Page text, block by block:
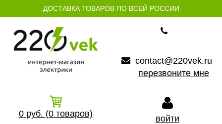
ДОСТАВКА ТОВАРОВ ПО ВСЕЙ РОССИИ
contact@220vek.ru
перезвоните мне
0 руб. (0 товаров) войти